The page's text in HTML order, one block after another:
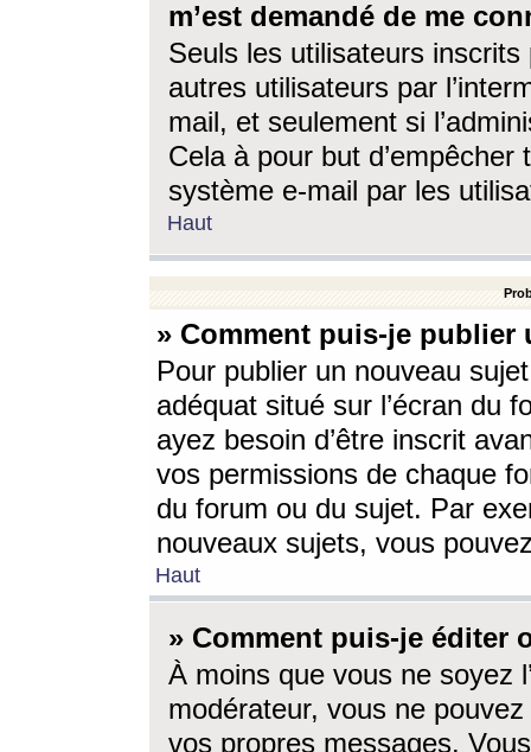
m’est demandé de me
Seuls les utilisateurs
autres utilisateurs par
mail, et seulement si
Cela à pour but
système e-mail par les
Haut
» Comment puis-je
Pour publier un nouveau
adéquat situé sur l’écran du
ayez besoin d’être inscrit
vos permissions de chaque
du forum ou du sujet. Par
nouveaux sujets, vous
Haut
» Comment puis-je éditer
À moins que vous ne soyez
modérateur, vous ne
vos propres messages.